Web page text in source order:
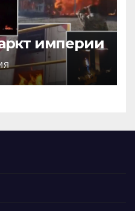
империи